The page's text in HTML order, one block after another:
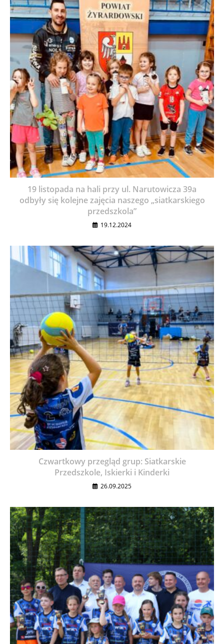
19 listopada na hali przy ul. Narutowicza 39a
odbyły się kolejne zajęcia naszego „siatkarskiego
przedszkola”
19.12.2024
Czwartkowy przegląd grup: Siatkarskie
Przedszkole, Iskierki i Kinderki
26.09.2025